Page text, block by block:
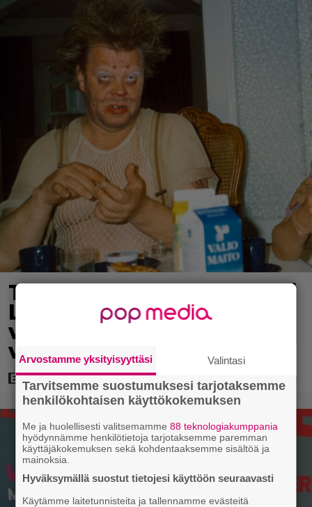
Tänään tv:ssä: Vesa-Matti
Loiri palasi Uunon rooliin
vuonna 1998 – Spede
vetäytyi sivummalle
Arvostamme yksityisyyttäsi Valintasi
Tarvitsemme suostumuksesi tarjotaksemme
henkilökohtaisen käyttökokemuksen
Me ja huolellisesti valitsemamme88 teknologiakumppania
hyödynnämme henkilötietoja tarjotaksemme paremman
käyttäjäkokemuksen sekä kohdentaaksemme sisältöä ja
mainoksia.
Hyväksymällä suostut tietojesi käyttöön seuraavasti
Käytämme laitetunnisteita ja tallennamme evästeitä